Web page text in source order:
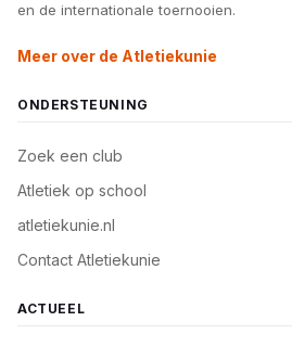
en de internationale toernooien.
Meer over de Atletiekunie
ONDERSTEUNING
Zoek een club
Atletiek op school
atletiekunie.nl
Contact Atletiekunie
ACTUEEL